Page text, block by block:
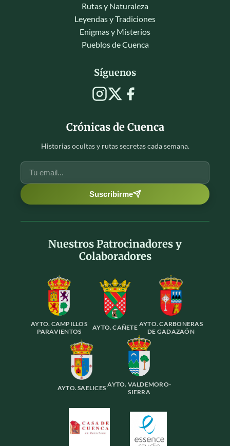
Rutas y Naturaleza
Leyendas y Tradiciones
Enigmas y Misterios
Pueblos de Cuenca
Síguenos
Crónicas de Cuenca
Historias ocultas y rutas secretas cada semana.
Suscribirme
Nuestros Patrocinadores y
Colaboradores
AYTO. CAMPILLOS
PARAVIENTOS
AYTO. CAÑETE AYTO. CARBONERAS
DE GADAZAÓN
AYTO. SAELICES AYTO. VALDEMORO-
SIERRA